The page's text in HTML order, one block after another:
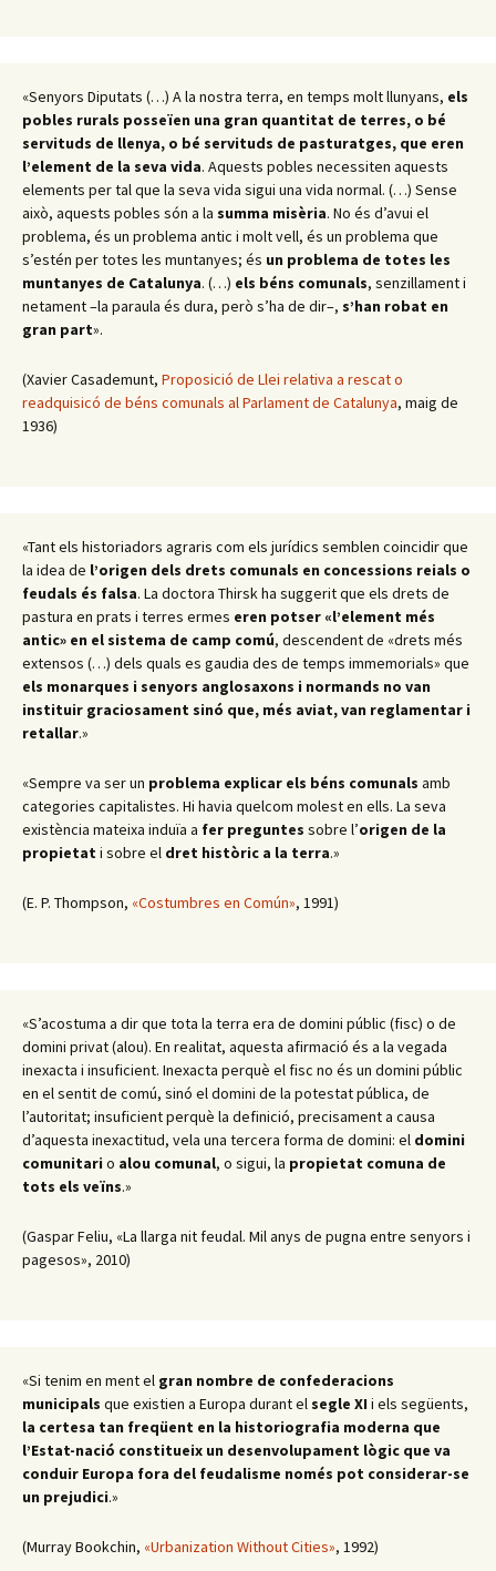
«Senyors Diputats (…) A la nostra terra, en temps molt llunyans, els
pobles rurals posseïen una gran quantitat de terres, o bé
servituds de llenya, o bé servituds de pasturatges, que eren
l’element de la seva vida. Aquests pobles necessiten aquests
elements per tal que la seva vida sigui una vida normal. (…) Sense
això, aquests pobles són a la summa misèria. No és d’avui el
problema, és un problema antic i molt vell, és un problema que
s’estén per totes les muntanyes; és un problema de totes les
muntanyes de Catalunya. (…) els béns comunals, senzillament i
netament –la paraula és dura, però s’ha de dir–, s’han robat en
gran part».
(Xavier Casademunt, Proposició de Llei relativa a rescat o
readquisicó de béns comunals al Parlament de Catalunya, maig de
1936)
«Tant els historiadors agraris com els jurídics semblen coincidir que
la idea de l’origen dels drets comunals en concessions reials o
feudals és falsa. La doctora Thirsk ha suggerit que els drets de
pastura en prats i terres ermes eren potser «l’element més
antic» en el sistema de camp comú, descendent de «drets més
extensos (…) dels quals es gaudia des de temps immemorials» que
els monarques i senyors anglosaxons i normands no van
instituir graciosament sinó que, més aviat, van reglamentar i
retallar.»
«Sempre va ser un problema explicar els béns comunals amb
categories capitalistes. Hi havia quelcom molest en ells. La seva
existència mateixa induïa a fer preguntes sobre l’origen de la
propietat i sobre el dret històric a la terra.»
(E. P. Thompson, «Costumbres en Común», 1991)
«S’acostuma a dir que tota la terra era de domini públic (fisc) o de
domini privat (alou). En realitat, aquesta afirmació és a la vegada
inexacta i insuficient. Inexacta perquè el fisc no és un domini públic
en el sentit de comú, sinó el domini de la potestat pública, de
l’autoritat; insuficient perquè la definició, precisament a causa
d’aquesta inexactitud, vela una tercera forma de domini: el domini
comunitari o alou comunal, o sigui, la propietat comuna de
tots els veïns.»
(Gaspar Feliu, «La llarga nit feudal. Mil anys de pugna entre senyors i
pagesos», 2010)
«Si tenim en ment el gran nombre de confederacions
municipals que existien a Europa durant el segle XI i els següents,
la certesa tan freqüent en la historiografia moderna que
l’Estat-nació constitueix un desenvolupament lògic que va
conduir Europa fora del feudalisme només pot considerar-se
un prejudici.»
(Murray Bookchin, «Urbanization Without Cities», 1992)